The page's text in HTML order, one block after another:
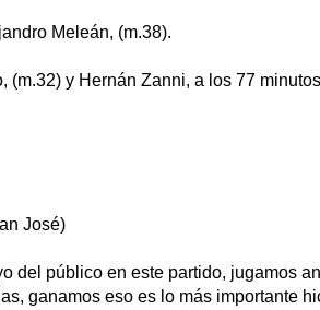
Meleán, (m.38).
(m.32) y Hernán Zanni, a los 77
José)
del público en este partido, jugamos
ganamos eso es lo más importante